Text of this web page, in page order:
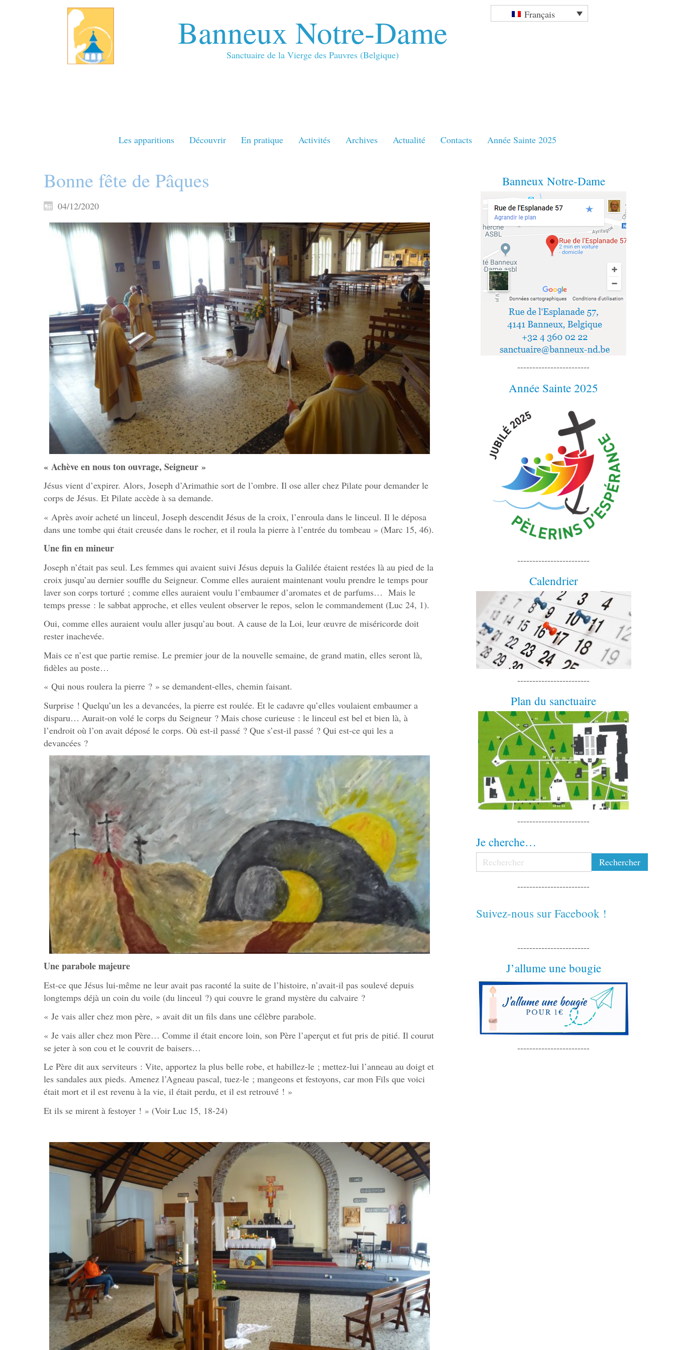
Banneux Notre-Dame
Sanctuaire de la Vierge des Pauvres (Belgique)
Français
Les apparitions Découvrir En pratique Activités Archives Actualité Contacts Année Sainte 2025
Bonne fête de Pâques
04/12/2020
« Achève en nous ton ouvrage, Seigneur »
Jésus vient d’expirer. Alors, Joseph d’Arimathie sort de l’ombre. Il ose aller chez Pilate pour demander le
corps de Jésus. Et Pilate accède à sa demande.
« Après avoir acheté un linceul, Joseph descendit Jésus de la croix, l’enroula dans le linceul. Il le déposa
dans une tombe qui était creusée dans le rocher, et il roula la pierre à l’entrée du tombeau » (Marc 15, 46).
Une fin en mineur
Joseph n’était pas seul. Les femmes qui avaient suivi Jésus depuis la Galilée étaient restées là au pied de la
croix jusqu’au dernier souffle du Seigneur. Comme elles auraient maintenant voulu prendre le temps pour
laver son corps torturé ; comme elles auraient voulu l’embaumer d’aromates et de parfums… Mais le
temps presse : le sabbat approche, et elles veulent observer le repos, selon le commandement (Luc 24, 1).
Oui, comme elles auraient voulu aller jusqu’au bout. A cause de la Loi, leur œuvre de miséricorde doit
rester inachevée.
Mais ce n’est que partie remise. Le premier jour de la nouvelle semaine, de grand matin, elles seront là,
fidèles au poste…
« Qui nous roulera la pierre ? » se demandent-elles, chemin faisant.
Surprise ! Quelqu’un les a devancées, la pierre est roulée. Et le cadavre qu’elles voulaient embaumer a
disparu… Aurait-on volé le corps du Seigneur ? Mais chose curieuse : le linceul est bel et bien là, à
l’endroit où l’on avait déposé le corps. Où est-il passé ? Que s’est-il passé ? Qui est-ce qui les a
devancées ?
Une parabole majeure
Est-ce que Jésus lui-même ne leur avait pas raconté la suite de l’histoire, n’avait-il pas soulevé depuis
longtemps déjà un coin du voile (du linceul ?) qui couvre le grand mystère du calvaire ?
« Je vais aller chez mon père, » avait dit un fils dans une célèbre parabole.
« Je vais aller chez mon Père… Comme il était encore loin, son Père l’aperçut et fut pris de pitié. Il courut
se jeter à son cou et le couvrit de baisers…
Le Père dit aux serviteurs : Vite, apportez la plus belle robe, et habillez-le ; mettez-lui l’anneau au doigt et
les sandales aux pieds. Amenez l’Agneau pascal, tuez-le ; mangeons et festoyons, car mon Fils que voici
était mort et il est revenu à la vie, il était perdu, et il est retrouvé ! »
Et ils se mirent à festoyer ! » (Voir Luc 15, 18-24)
Banneux Notre-Dame
------------------------
Année Sainte 2025
------------------------
Calendrier
------------------------
Plan du sanctuaire
------------------------
Je cherche…
------------------------
Suivez-nous sur Facebook !
------------------------
J’allume une bougie
------------------------